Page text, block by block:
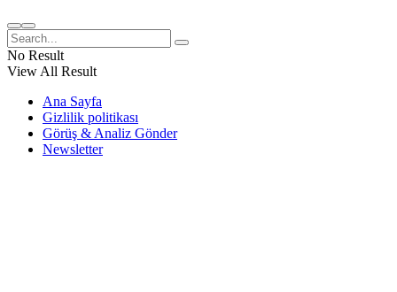
No Result
View All Result
Ana Sayfa
Gizlilik politikası
Görüş & Analiz Gönder
Newsletter